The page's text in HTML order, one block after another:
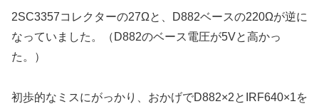
2SC3357コレクターの27Ωと、D882ベースの220Ωが逆に
なっていました。（D882のベース電圧が5Vと高かっ
た。）
初歩的なミスにがっかり、おかげでD882×2とIRF640×1を